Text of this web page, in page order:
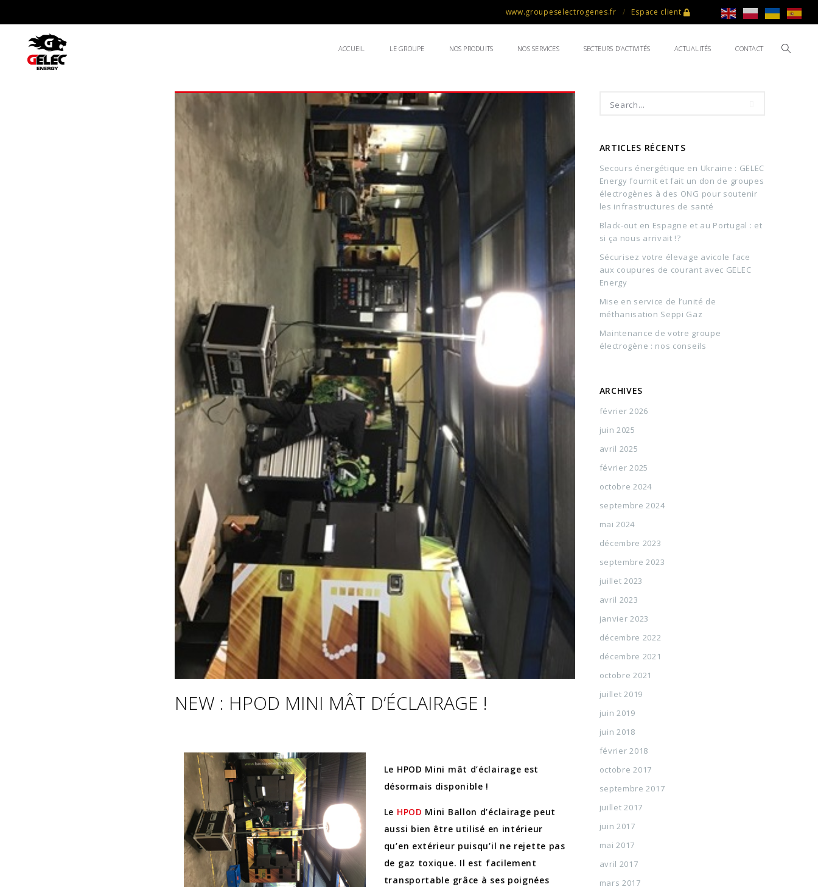
www.groupeselectrogenes.fr Espace client
ACCUEIL LE GROUPE NOS PRODUITS NOS SERVICES SECTEURS D’ACTIVITÉS ACTUALITÉS CONTACT
NEW : HPOD MINI MÂT D’ÉCLAIRAGE !
Le HPOD Mini mât d’éclairage est
désormais disponible !
Le HPOD Mini Ballon d’éclairage peut
aussi bien être utilisé en intérieur
qu’en extérieur puisqu’il ne rejette pas
de gaz toxique. Il est facilement
transportable grâce à ses poignées
ARTICLES RÉCENTS
Secours énergétique en Ukraine : GELEC
Energy fournit et fait un don de groupes
électrogènes à des ONG pour soutenir
les infrastructures de santé
Black-out en Espagne et au Portugal : et
si ça nous arrivait !?
Sécurisez votre élevage avicole face
aux coupures de courant avec GELEC
Energy
Mise en service de l’unité de
méthanisation Seppi Gaz
Maintenance de votre groupe
électrogène : nos conseils
ARCHIVES
février 2026
juin 2025
avril 2025
février 2025
octobre 2024
septembre 2024
mai 2024
décembre 2023
septembre 2023
juillet 2023
avril 2023
janvier 2023
décembre 2022
décembre 2021
octobre 2021
juillet 2019
juin 2019
juin 2018
février 2018
octobre 2017
septembre 2017
juillet 2017
juin 2017
mai 2017
avril 2017
mars 2017